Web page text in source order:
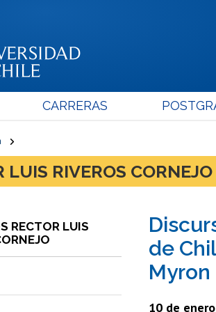
CARRERAS
LUIS RIVEROS CORNEJO
RECTOR LUIS
de
Myron
10 de